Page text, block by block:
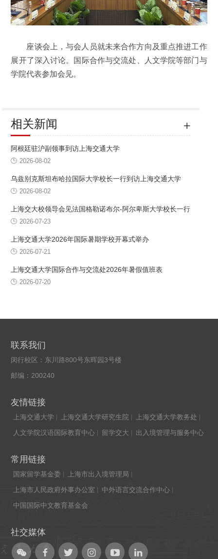
座谈会上，与会人员就未来合作方向及重点推进工作
展开了深入讨论。国际合作与交流处、人文学院等部门与
学院代表参加会见。
相关新闻
阿根廷驻沪副领事到访上海交通大学
2026-08-02
乌兹别克斯坦布哈拉国际大学校长一行到访上海交通大学
2026-08-02
上海交大校领导会见法国格勒诺布尔-阿尔卑斯大学校长一行
2026-07-23
上海交通大学2026年国际暑期学校开幕式举办
2026-07-21
上海交通大学国际合作与交流处2026年暑假值班表
2026-07-20
联系我们
闵行校区：东川路800号东晖园3号楼
邮编：200240
友情链接
上海交通大学 上海交通大学研究生院
上海交通大学教务处
人文学院汉语国际教育中心
留学交大 出入境管理与服务中心
常用链接
国家留学基金委
上海市出入境管理局
上海市人民政府外事办公室
中外语言交流合作中心
中国国际中文教育基金会
社交媒体